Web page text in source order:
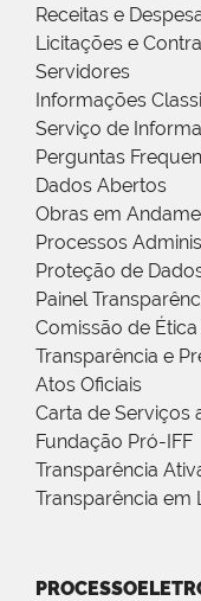
Receitas e
Licitações e
Servidores
Informações
Serviço de
Perguntas
Dados Abertos
Obras em
Processos
Proteção de
Painel
Comissão de
Transparência e
Atos Oficiais
Carta de Serviços
Fundação Pró-IFF
Transparência
Transparência em